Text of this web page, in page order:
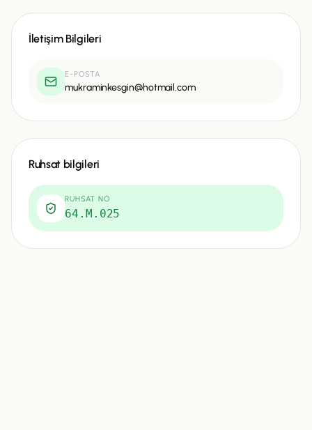
İletişim Bilgileri
E-POSTA
mukraminkesgin@hotmail.com
Ruhsat bilgileri
RUHSAT NO
64.M.025